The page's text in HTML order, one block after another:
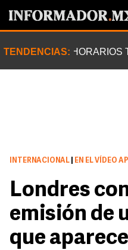
TENDENCIAS: HORARIOS
INTERNACIONAL EN EL VÍDEO
Londres
emisión de
que